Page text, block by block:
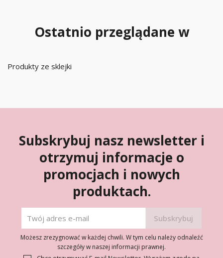
Ostatnio przeglądane w
Produkty ze sklejki
Subskrybuj nasz newsletter i
otrzymuj informacje o
promocjach i nowych
produktach.
Możesz zrezygnować w każdej chwili. W tym celu należy odnaleźć
szczegóły w naszej informacji prawnej.